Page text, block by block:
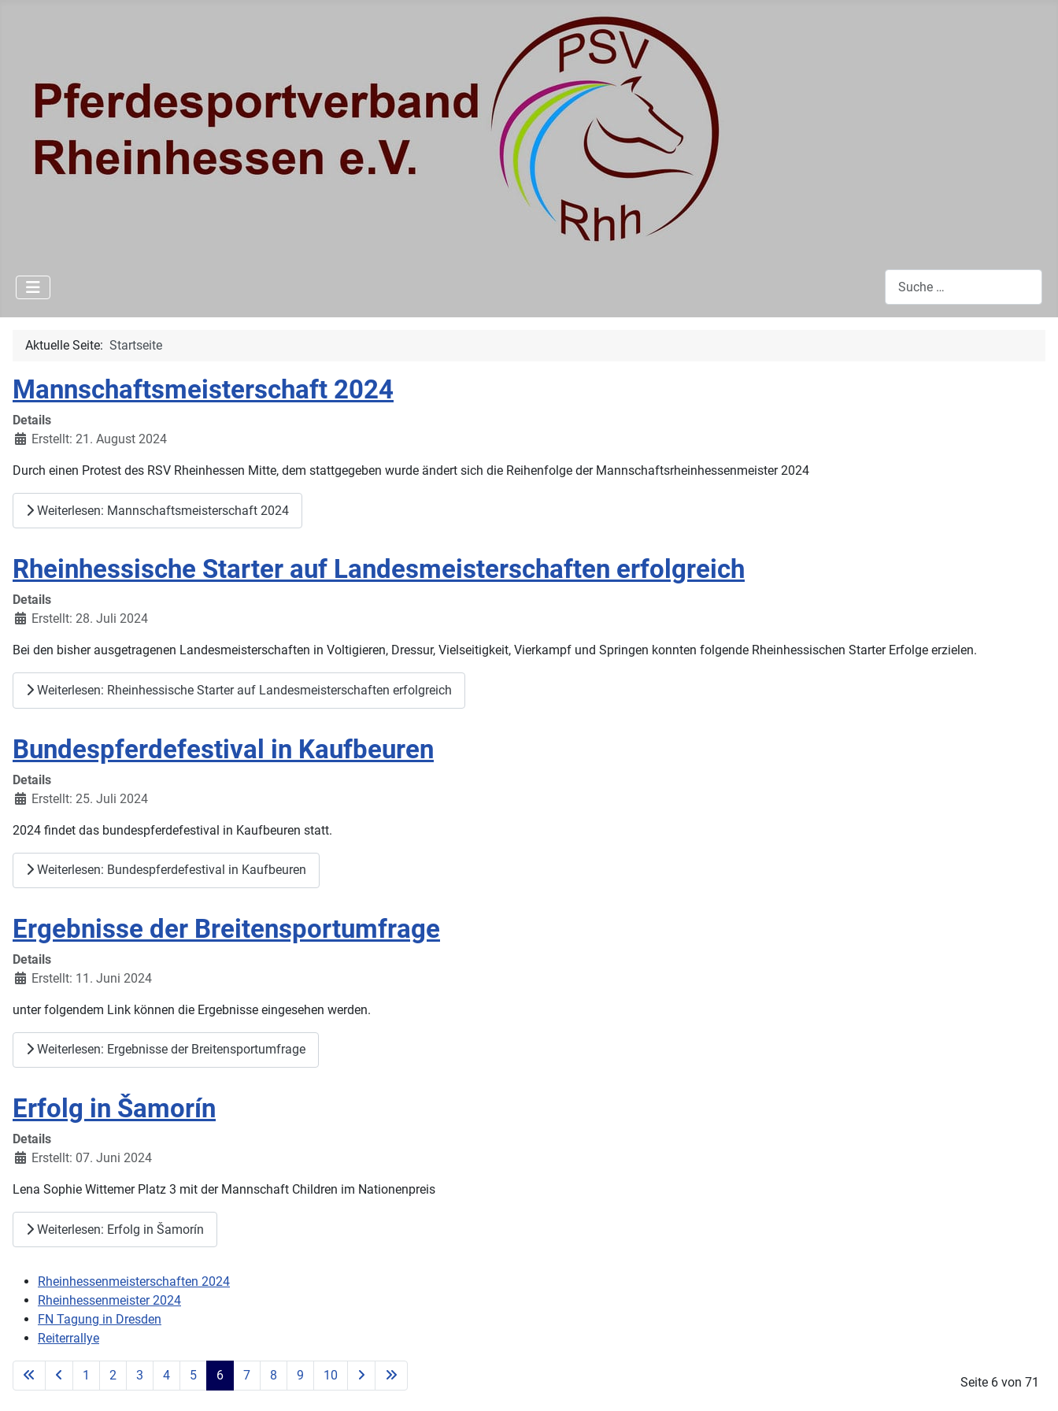
Aktuelle Seite: Startseite
Mannschaftsmeisterschaft 2024
Details
Erstellt: 21. August 2024
Durch einen Protest des RSV Rheinhessen Mitte, dem stattgegeben wurde ändert sich die Reihenfolge der Mannschaftsrheinhessenmeister 2024
Weiterlesen: Mannschaftsmeisterschaft 2024
Rheinhessische Starter auf Landesmeisterschaften erfolgreich
Details
Erstellt: 28. Juli 2024
Bei den bisher ausgetragenen Landesmeisterschaften in Voltigieren, Dressur, Vielseitigkeit, Vierkampf und Springen konnten folgende Rheinhessischen Starter Erfolge erzielen.
Weiterlesen: Rheinhessische Starter auf Landesmeisterschaften erfolgreich
Bundespferdefestival in Kaufbeuren
Details
Erstellt: 25. Juli 2024
2024 findet das bundespferdefestival in Kaufbeuren statt.
Weiterlesen: Bundespferdefestival in Kaufbeuren
Ergebnisse der Breitensportumfrage
Details
Erstellt: 11. Juni 2024
unter folgendem Link können die Ergebnisse eingesehen werden.
Weiterlesen: Ergebnisse der Breitensportumfrage
Erfolg in Šamorín
Details
Erstellt: 07. Juni 2024
Lena Sophie Wittemer Platz 3 mit der Mannschaft Children im Nationenpreis
Weiterlesen: Erfolg in Šamorín
Rheinhessenmeisterschaften 2024
Rheinhessenmeister 2024
FN Tagung in Dresden
Reiterrallye
Seite 6 von 71
1 2 3 4 5 6 7 8 9 10